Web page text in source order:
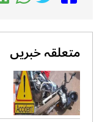
متعلقہ خبریں